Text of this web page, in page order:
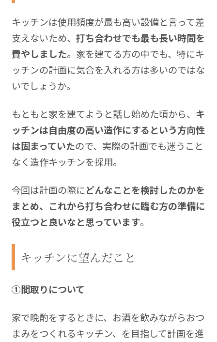
がら、この記事を書いています。
Blog:https://xshmblog.com
キッチンは使用頻度が最も高い設備と言って差
支えないため、 打ち合わせでも最も長い時間を
費やしました。家を建てる方の中でも、特にキ
ッチンの計画に気合を入れる方は多いのではな
いでしょうか。
もともと家を建てようと話し始めた頃から、 キ
ッチンは自由度の高い造作にするという方向性
は固まっていたので、実際の計画でも迷うこと
なく造作キッチンを採用。
今回は計画の際にどんなことを検討したのかを
まとめ、これから打ち合わせに臨む方の準備に
役立つと良いなと思っています。
キッチンに望んだこと
①間取りについて
家で晩酌をするときに、お酒を飲みながらおつ
まみをつくれるキッチン、を目指して計画を進